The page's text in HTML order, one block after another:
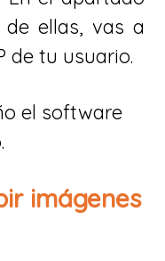
ellas, vas a
de tu usuario.
el software
imágenes